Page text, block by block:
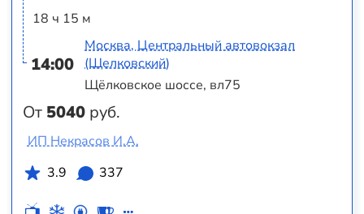
18 ч 15 м
14:00
От 5040 руб.
Москва, Центральный автовокзал
(Щелковский)
Щёлковское шоссе, вл75
ИП Некрасов И.А.
3.9
337